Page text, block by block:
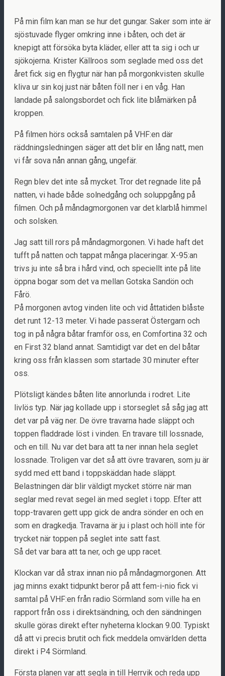
På min film kan man se hur det gungar. Saker som inte är
sjöstuvade flyger omkring inne i båten, och det är
knepigt att försöka byta kläder, eller att ta sig i och ur
sjökojerna. Krister Källroos som seglade med oss det
året fick sig en flygtur när han på morgonkvisten skulle
kliva ur sin koj just när båten föll ner i en våg. Han
landade på salongsbordet och fick lite blåmärken på
kroppen.
På filmen hörs också samtalen på VHF:en där
räddningsledningen säger att det blir en lång natt, men
vi får sova nån annan gång, ungefär.
Regn blev det inte så mycket. Tror det regnade lite på
natten, vi hade både solnedgång och soluppgång på
filmen. Och på måndagmorgonen var det klarblå himmel
och solsken.
Jag satt till rors på måndagmorgonen. Vi hade haft det
tufft på natten och tappat många placeringar. X-95:an
trivs ju inte så bra i hård vind, och speciellt inte på lite
öppna bogar som det va mellan Gotska Sandön och
Fårö.
På morgonen avtog vinden lite och vid åttatiden blåste
det runt 12-13 meter. Vi hade passerat Östergarn och
tog in på några båtar framför oss, en Comfortina 32 och
en First 32 bland annat. Samtidigt var det en del båtar
kring oss från klassen som startade 30 minuter efter
oss.
Plötsligt kändes båten lite annorlunda i rodret. Lite
livlös typ. När jag kollade upp i storseglet så såg jag att
det var på väg ner. De övre travarna hade släppt och
toppen fladdrade löst i vinden. En travare till lossnade,
och en till. Nu var det bara att ta ner innan hela seglet
lossnade. Troligen var det så att övre travaren, som ju är
sydd med ett band i toppskäddan hade släppt.
Belastningen där blir väldigt mycket större när man
seglar med revat segel än med seglet i topp. Efter att
topp-travaren gett upp gick de andra sönder en och en
som en dragkedja. Travarna är ju i plast och höll inte för
trycket när toppen på seglet inte satt fast.
Så det var bara att ta ner, och ge upp racet.
Klockan var då strax innan nio på måndagmorgonen. Att
jag minns exakt tidpunkt beror på att fem-i-nio fick vi
samtal på VHF:en från radio Sörmland som ville ha en
rapport från oss i direktsändning, och den sändningen
skulle göras direkt efter nyheterna klockan 9.00. Typiskt
då att vi precis brutit och fick meddela omvärlden detta
direkt i P4 Sörmland.
Första planen var att segla in till Herrvik och reda upp